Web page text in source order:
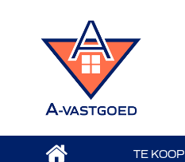
TE KOOP